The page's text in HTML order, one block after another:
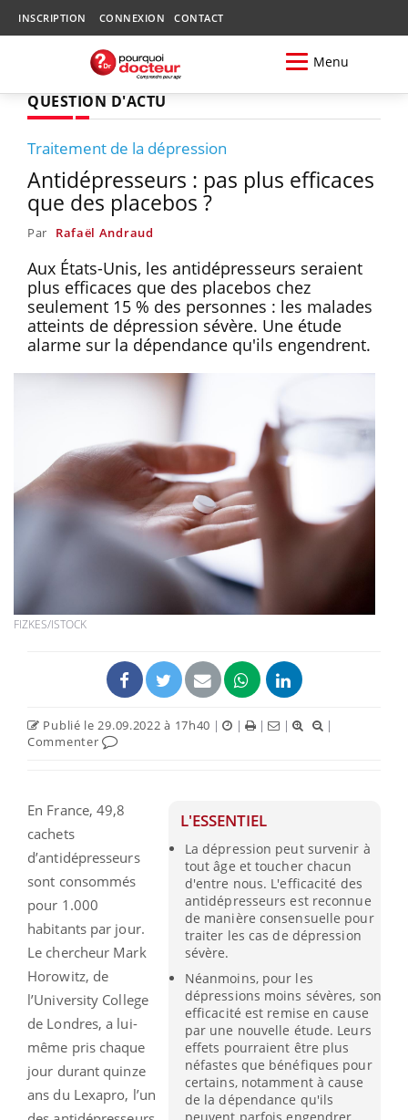
INSCRIPTION CONNEXION CONTACT
Menu
QUESTION D'ACTU
Traitement de la dépression
Antidépresseurs : pas plus efficaces
que des placebos ?
Par Rafaël Andraud
Aux États-Unis, les antidépresseurs seraient
plus efficaces que des placebos chez
seulement 15 % des personnes : les malades
atteints de dépression sévère. Une étude
alarme sur la dépendance qu'ils engendrent.
FIZKES/ISTOCK
Publié le 29.09.2022 à 17h40 | | | |
|
Commenter
L'ESSENTIEL
La dépression peut survenir à
tout âge et toucher chacun
d'entre nous. L'efficacité des
antidépresseurs est reconnue
de manière consensuelle pour
traiter les cas de dépression
sévère.
Néanmoins, pour les
dépressions moins sévères, son
efficacité est remise en cause
par une nouvelle étude. Leurs
effets pourraient être plus
néfastes que bénéfiques pour
certains, notamment à cause
de la dépendance qu'ils
En France, 49,8
cachets
d’antidépresseurs
sont consommés
pour 1.000
habitants par jour.
Le chercheur Mark
Horowitz, de
l’University College
de Londres, a lui-
même pris chaque
jour durant quinze
ans du Lexapro, l’un